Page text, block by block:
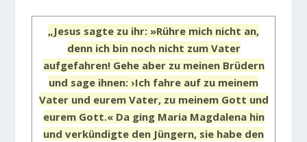
„Jesus sagte zu ihr: »Rühre mich nicht an,
denn ich bin noch nicht zum Vater
aufgefahren! Gehe aber zu meinen Brüdern
und sage ihnen: ›Ich fahre auf zu meinem
Vater und eurem Vater, zu meinem Gott und
eurem Gott.« Da ging Maria Magdalena hin
und verkündigte den Jüngern, sie habe den